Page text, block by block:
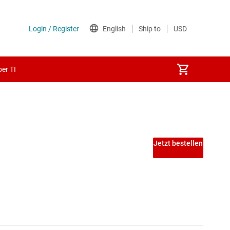
TI
Jetzt bestellen